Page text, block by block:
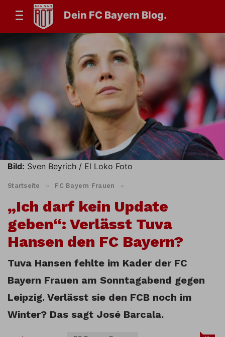
Dein FC Bayern Blog.
Bild: Sven Beyrich / El Loko Foto
Startseite » FC Bayern Frauen »
„Ich darf kein Update
geben“: Verlässt Tuva
Hansen den FC Bayern?
Tuva Hansen fehlte im Kader der FC
Bayern Frauen am Sonntagabend gegen
Leipzig. Verlässt sie den FCB noch im
Winter? Das sagt José Barcala.